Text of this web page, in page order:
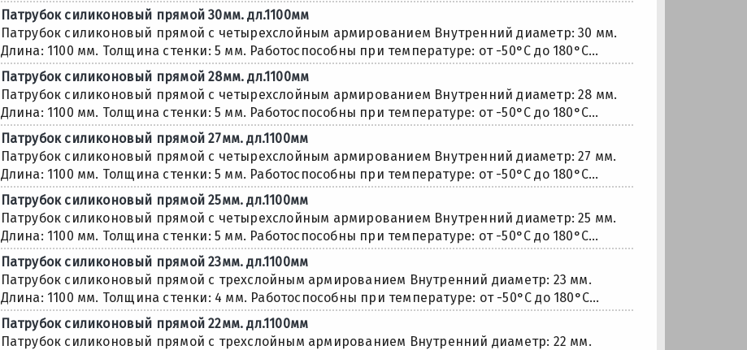
Патрубок силиконовый прямой 30мм. дл.1100мм
Патрубок силиконовый прямой с четырехслойным армированием Внутренний диаметр: 30 мм.
Длина: 1100 мм. Толщина стенки: 5 мм. Работоспособны при температуре: от -50°С до 180°С...
Патрубок силиконовый прямой 28мм. дл.1100мм
Патрубок силиконовый прямой с четырехслойным армированием Внутренний диаметр: 28 мм.
Длина: 1100 мм. Толщина стенки: 5 мм. Работоспособны при температуре: от -50°С до 180°С...
Патрубок силиконовый прямой 27мм. дл.1100мм
Патрубок силиконовый прямой с четырехслойным армированием Внутренний диаметр: 27 мм.
Длина: 1100 мм. Толщина стенки: 5 мм. Работоспособны при температуре: от -50°С до 180°С...
Патрубок силиконовый прямой 25мм. дл.1100мм
Патрубок силиконовый прямой с четырехслойным армированием Внутренний диаметр: 25 мм.
Длина: 1100 мм. Толщина стенки: 5 мм. Работоспособны при температуре: от -50°С до 180°С...
Патрубок силиконовый прямой 23мм. дл.1100мм
Патрубок силиконовый прямой с трехслойным армированием Внутренний диаметр: 23 мм.
Длина: 1100 мм. Толщина стенки: 4 мм. Работоспособны при температуре: от -50°С до 180°С...
Патрубок силиконовый прямой 22мм. дл.1100мм
Патрубок силиконовый прямой с трехслойным армированием Внутренний диаметр: 22 мм.